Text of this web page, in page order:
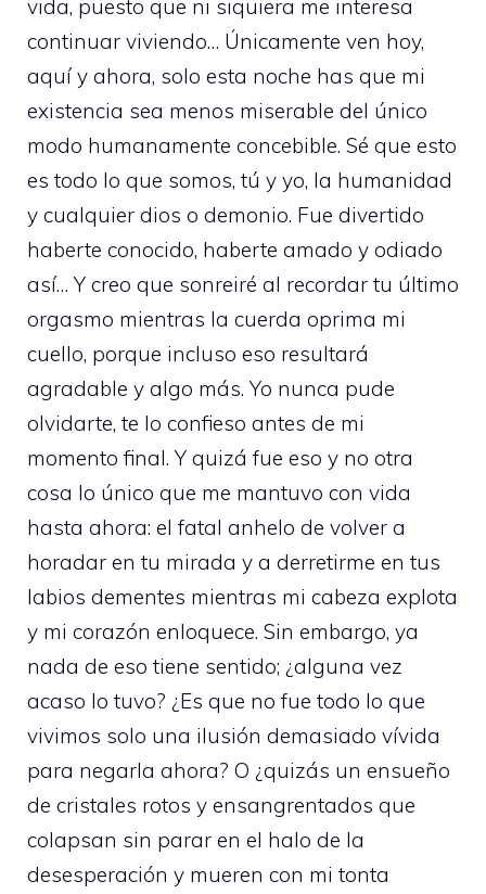
vida, puesto que ni siquiera me interesa
continuar viviendo… Únicamente ven hoy,
aquí y ahora, solo esta noche has que mi
existencia sea menos miserable del único
modo humanamente concebible. Sé que esto
es todo lo que somos, tú y yo, la humanidad
y cualquier dios o demonio. Fue divertido
haberte conocido, haberte amado y odiado
así… Y creo que sonreiré al recordar tu último
orgasmo mientras la cuerda oprima mi
cuello, porque incluso eso resultará
agradable y algo más. Yo nunca pude
olvidarte, te lo confieso antes de mi
momento final. Y quizá fue eso y no otra
cosa lo único que me mantuvo con vida
hasta ahora: el fatal anhelo de volver a
horadar en tu mirada y a derretirme en tus
labios dementes mientras mi cabeza explota
y mi corazón enloquece. Sin embargo, ya
nada de eso tiene sentido; ¿alguna vez
acaso lo tuvo? ¿Es que no fue todo lo que
vivimos solo una ilusión demasiado vívida
para negarla ahora? O ¿quizás un ensueño
de cristales rotos y ensangrentados que
colapsan sin parar en el halo de la
desesperación y mueren con mi tonta